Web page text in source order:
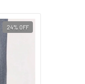
24% OFF